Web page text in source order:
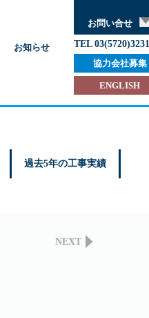
お知らせ
お問い合せ
TEL 03(5720)3231
協力会社募集
ENGLISH
過去5年の工事実績
NEXT